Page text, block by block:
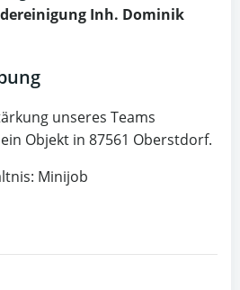
Inh. Dominik
unseres Teams
Objekt in 87561 Oberstdorf.
Minijob